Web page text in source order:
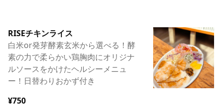
RISEチキンライス
白米or発芽酵素玄米から選べる！酵
素の力で柔らかい鶏胸肉にオリジナ
ルソースをかけたヘルシーメニュ
ー！日替わりおかず付き
¥750